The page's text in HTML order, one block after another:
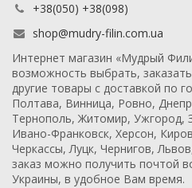
+38(050) +38(098)
shop@mudry-filin.com.ua
Интернет магазин «Мудрый
возможность выбрать,
другие товары с доставкой по
Полтава, Винница, Ровно,
Тернополь, Житомир, Ужгород,
Ивано-Франковск, Херсон,
Черкассы, Луцк, Чернигов,
заказ можно получить почтой
Украины, в удобное Вам время.